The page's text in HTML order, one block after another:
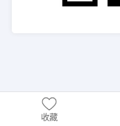
收藏